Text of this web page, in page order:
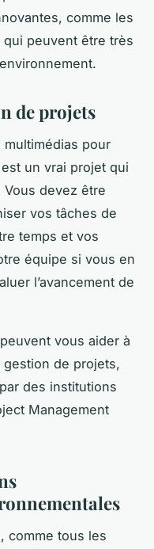
comme les
peuvent être très
de projets
pour
un vrai projet qui
devez être
vos tâches de
temps et vos
équipe si vous en
l’avancement de
vous aider à
de projets,
des institutions
Management
comme tous les